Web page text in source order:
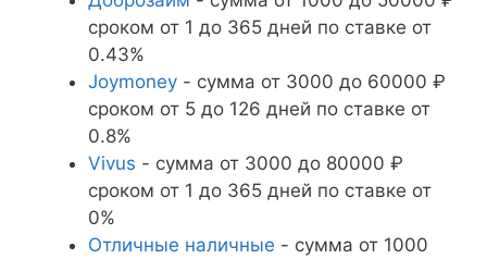
сроком от 1 до 365 дней по ставке от
0.43%
Joymoney - сумма от 3000 до 60000 ₽
сроком от 5 до 126 дней по ставке от
0.8%
Vivus - сумма от 3000 до 80000 ₽
сроком от 1 до 365 дней по ставке от
0%
Отличные наличные - сумма от 1000